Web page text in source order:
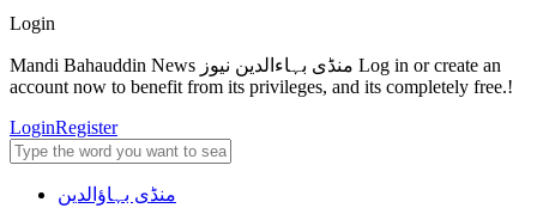
Login
Mandi Bahauddin News منڈی بہاءالدین نیوز Log in or create an
account now to benefit from its privileges, and its completely free.!
LoginRegister
منڈی بہاؤالدین